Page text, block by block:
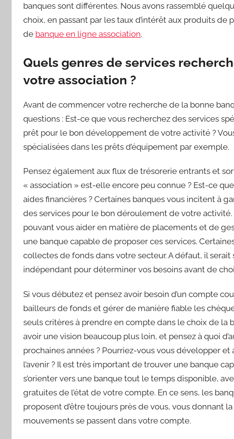
banques sont différentes. Nous avons rassemblé
choix, en passant par les taux d’intérêt aux produits
de banque en ligne association.
Quels genres de services
votre association ?
Avant de commencer votre recherche de la bonne
questions : Est-ce que vous recherchez des services
prêt pour le bon développement de votre activité ?
spécialisées dans les prêts d’équipement par exemple.
Pensez également aux flux de trésorerie entrants et
« association » est-elle encore peu connue ? Est-ce
aides financières ? Certaines banques vous incitent à
des services pour le bon déroulement de votre activité.
pouvant vous aider en matière de placements et de
une banque capable de proposer ces services.
collectes de fonds dans votre secteur. A défaut, il
indépendant pour déterminer vos besoins avant de
Si vous débutez et pensez avoir besoin d’un compte
bailleurs de fonds et gérer de manière fiable les
seuls critères à prendre en compte dans le choix de la
avoir une vision beaucoup plus loin, et pensez à quoi
prochaines années ? Pourriez-vous vous développer
l’avenir ? Il est très important de trouver une banque
s’orienter vers une banque tout le temps disponible,
gratuites de l’état de votre compte. En ce sens, les
proposent d’être toujours près de vous, vous donnant
mouvements se passent dans votre compte.